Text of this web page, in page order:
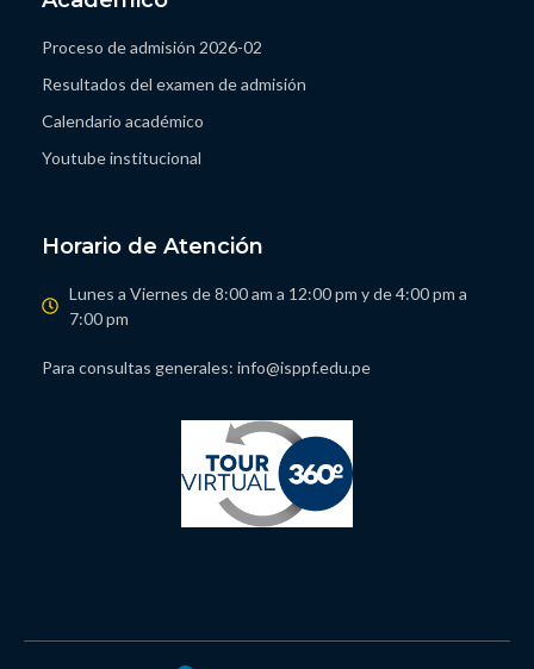
Proceso de admisión 2026-02
Resultados del examen de admisión
Calendario académico
Youtube institucional
Horario de Atención
Lunes a Viernes de 8:00 am a 12:00 pm y de 4:00 pm a
7:00 pm
Para consultas generales: info@isppf.edu.pe